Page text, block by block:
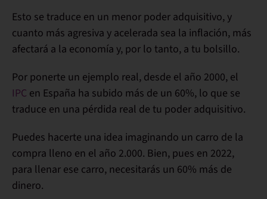
Esto se traduce en un menor poder adquisitivo, y
cuanto más agresiva y acelerada sea la inflación, más
afectará a la economía y, por lo tanto, a tu bolsillo.
Por ponerte un ejemplo real, desde el año 2000, el
IPC en España ha subido más de un 60%, lo que se
traduce en una pérdida real de tu poder adquisitivo.
Puedes hacerte una idea imaginando un carro de la
compra lleno en el año 2.000. Bien, pues en 2022,
para llenar ese carro, necesitarás un 60% más de
dinero.